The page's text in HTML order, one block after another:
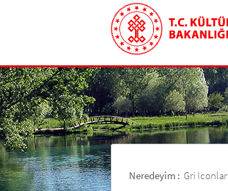
Neredeyim : Gri Iconlar